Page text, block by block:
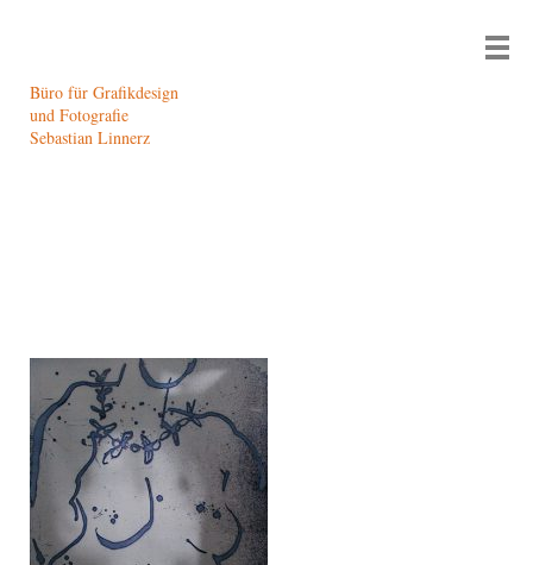
Büro für Grafikdesign
und Fotografie
Sebastian Linnerz